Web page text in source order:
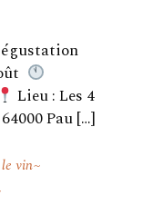
Lieu : Les 4
Pau […]
vin